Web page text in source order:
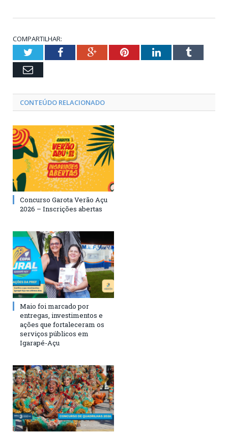
COMPARTILHAR:
TwitterFacebookGoogle+PinterestLinkedInTumblr
Email
CONTEÚDO RELACIONADO
Concurso Garota Verão Açu
2026 – Inscrições abertas
Maio foi marcado por
entregas, investimentos e
ações que fortaleceram os
serviços públicos em
Igarapé-Açu